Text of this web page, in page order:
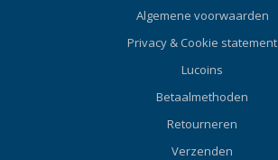
Algemene voorwaarden
Privacy & Cookie statement
Lucoins
Betaalmethoden
Retourneren
Verzenden